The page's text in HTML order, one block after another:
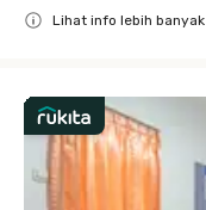
Lihat info lebih banyak